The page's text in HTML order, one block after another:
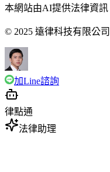
本網站由AI提供法律資
© 2025 遠律科技有限公
加Line諮詢
律點通
法律助理